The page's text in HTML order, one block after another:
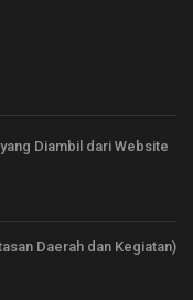
Diambil dari Website
Daerah dan Kegiatan)